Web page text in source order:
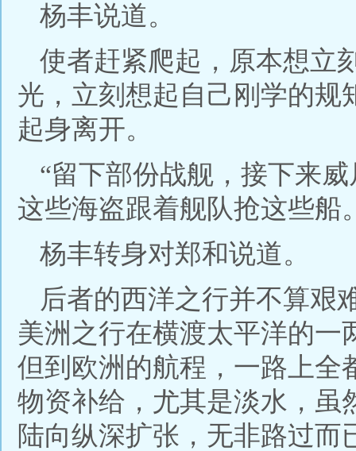
杨丰说道。
使者赶紧爬起，原本想立
光，立刻想起自己刚学的规
起身离开。
“留下部份战舰，接下来
这些海盗跟着舰队抢这些船
杨丰转身对郑和说道。
后者的西洋之行并不算艰
美洲之行在横渡太平洋的一
但到欧洲的航程，一路上全
物资补给，尤其是淡水，虽
陆向纵深扩张，无非路过